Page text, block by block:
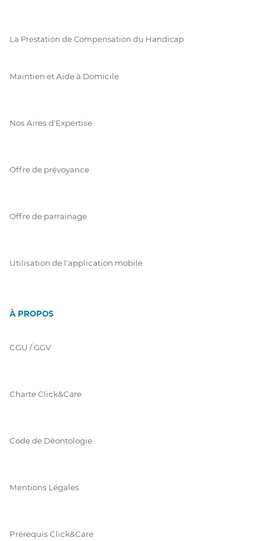
La Prestation de Compensation du Handicap
Maintien et Aide à Domicile
Nos Aires d'Expertise
Offre de prévoyance
Offre de parrainage
Utilisation de l'application mobile
À PROPOS
CGU / GGV
Charte Click&Care
Code de Déontologie
Mentions Légales
Prérequis Click&Care